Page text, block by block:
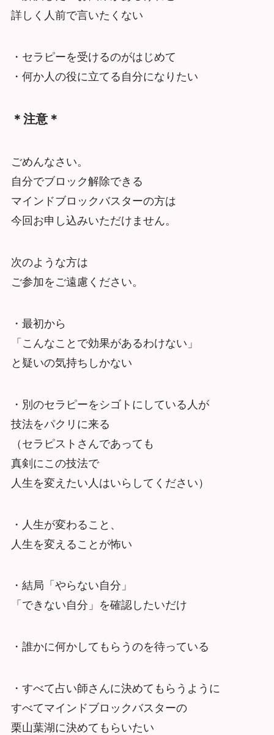
詳しく人前で言いたくない
・セラピーを受けるのがはじめて
・何か人の役に立てる自分になりたい
＊注意＊
ごめんなさい。
自分でブロック解除できる
マインドブロックバスターの方は
今回お申し込みいただけません。
次のような方は
ご参加をご遠慮ください。
・最初から
「こんなことで効果があるわけない」
と疑いの気持ちしかない
・別のセラピーをシゴトにしている人が
技法をパクリに来る
（セラピストさんであっても
真剣にこの技法で
人生を変えたい人はいらしてください）
・人生が変わること、
人生を変えることが怖い
・結局「やらない自分」
「できない自分」を確認したいだけ
・誰かに何かしてもらうのを待っている
・すべて占い師さんに決めてもらうように
すべてマインドブロックバスターの
栗山葉湖に決めてもらいたい